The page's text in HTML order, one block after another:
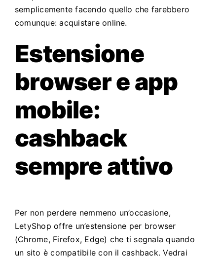
semplicemente facendo quello che farebbero
comunque: acquistare online.
Estensione
browser e app
mobile:
cashback
sempre attivo
Per non perdere nemmeno un’occasione,
LetyShop offre un’estensione per browser
(Chrome, Firefox, Edge) che ti segnala quando
un sito è compatibile con il cashback. Vedrai